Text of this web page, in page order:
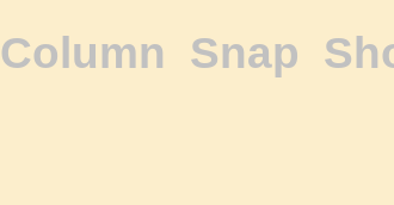
Column Snap